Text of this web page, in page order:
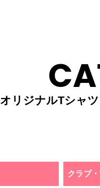
オリジナルTシャ
クラブ